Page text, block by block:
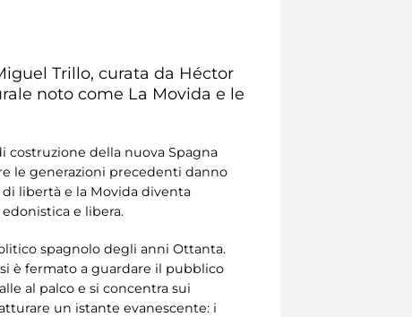
Trillo, curata da Héctor
noto come La Movida e le
costruzione della nuova Spagna
le generazioni precedenti danno
libertà e la Movida diventa
e libera.
spagnolo degli anni Ottanta.
è fermato a guardare il pubblico
al palco e si concentra sui
un istante evanescente: i